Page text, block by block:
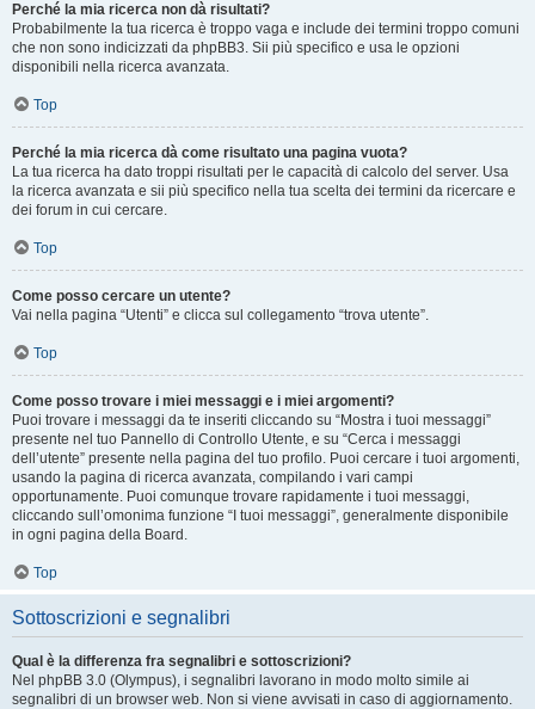
Perché la mia ricerca non dà risultati?
Probabilmente la tua ricerca è troppo vaga e include dei termini troppo comuni
che non sono indicizzati da phpBB3. Sii più specifico e usa le opzioni
disponibili nella ricerca avanzata.
Top
Perché la mia ricerca dà come risultato una pagina vuota?
La tua ricerca ha dato troppi risultati per le capacità di calcolo del server. Usa
la ricerca avanzata e sii più specifico nella tua scelta dei termini da ricercare e
dei forum in cui cercare.
Top
Come posso cercare un utente?
Vai nella pagina “Utenti” e clicca sul collegamento “trova utente”.
Top
Come posso trovare i miei messaggi e i miei argomenti?
Puoi trovare i messaggi da te inseriti cliccando su “Mostra i tuoi messaggi”
presente nel tuo Pannello di Controllo Utente, e su “Cerca i messaggi
dell’utente” presente nella pagina del tuo profilo. Puoi cercare i tuoi argomenti,
usando la pagina di ricerca avanzata, compilando i vari campi
opportunamente. Puoi comunque trovare rapidamente i tuoi messaggi,
cliccando sull’omonima funzione “I tuoi messaggi”, generalmente disponibile
in ogni pagina della Board.
Top
Sottoscrizioni e segnalibri
Qual è la differenza fra segnalibri e sottoscrizioni?
Nel phpBB 3.0 (Olympus), i segnalibri lavorano in modo molto simile ai
segnalibri di un browser web. Non si viene avvisati in caso di aggiornamento.